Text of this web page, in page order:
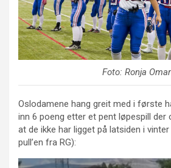
Foto: Ronja Omar
Oslodamene hang greit med i første
inn 6 poeng etter et pent løpespill
at de ikke har ligget på latsiden i
pull’en fra RG):